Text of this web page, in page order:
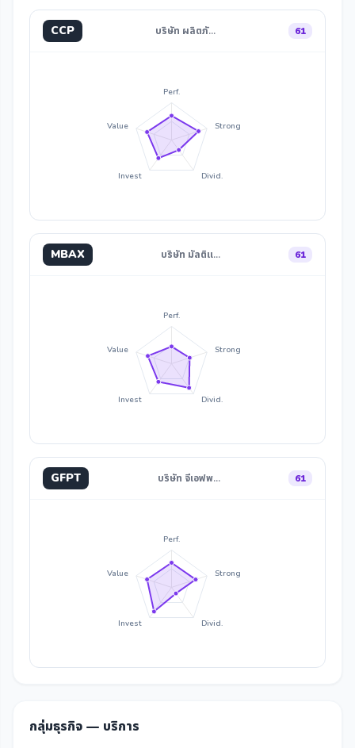
CCP บริษัท ผลิตภั… 61
Perf.
Strong
Divid.
Invest
Value
MBAX บริษัท มัลติแ… 61
Perf.
Strong
Divid.
Invest
Value
GFPT บริษัท จีเอฟพ… 61
Perf.
Strong
Divid.
Invest
Value
กลุ่มธุรกิจ — บริการ